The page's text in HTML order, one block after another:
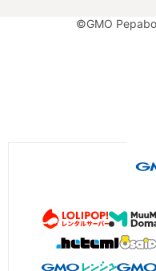
©GMO